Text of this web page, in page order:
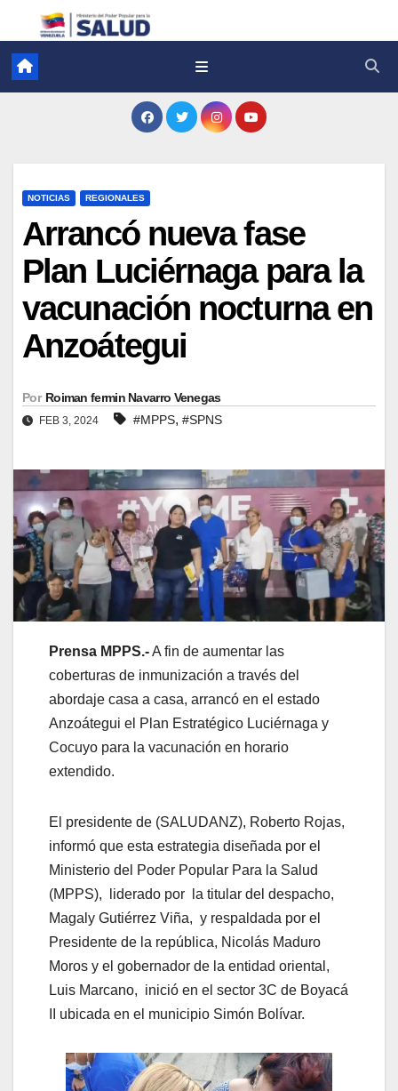
NOTICIAS REGIONALES
Arrancó nueva fase
Plan Luciérnaga para la
vacunación nocturna en
Anzoátegui
Por Roiman fermin Navarro Venegas
FEB 3, 2024 #MPPS, #SPNS
Prensa MPPS.-A fin de aumentar las
coberturas de inmunización a través del
abordaje casa a casa, arrancó en el estado
Anzoátegui el Plan Estratégico Luciérnaga y
Cocuyo para la vacunación en horario
extendido.
El presidente de (SALUDANZ), Roberto Rojas,
informó que esta estrategia diseñada por el
Ministerio del Poder Popular Para la Salud
(MPPS), liderado por la titular del despacho,
Magaly Gutiérrez Viña, y respaldada por el
Presidente de la república, Nicolás Maduro
Moros y el gobernador de la entidad oriental,
Luis Marcano, inició en el sector 3C de Boyacá
II ubicada en el municipio Simón Bolívar.